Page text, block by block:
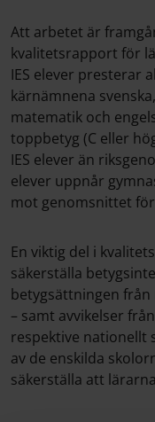
Att arbetet är
kvalitetsrapport för
IES elever presterar
kärnämnena
matematik och
toppbetyg (C eller
IES elever än
elever uppnår
mot genomsnittet
En viktig del i
säkerställa
betygsättningen
– samt avvikelser
respektive nationellt
av de enskilda
säkerställa att